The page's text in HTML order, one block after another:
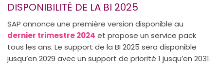
DISPONIBILITÉ DE LA BI 2025
SAP annonce une première version disponible au
dernier trimestre 2024 et propose un service pack
tous les ans. Le support de la BI 2025 sera disponible
jusqu’en 2029 avec un support de priorité 1 jusqu’en 2031.